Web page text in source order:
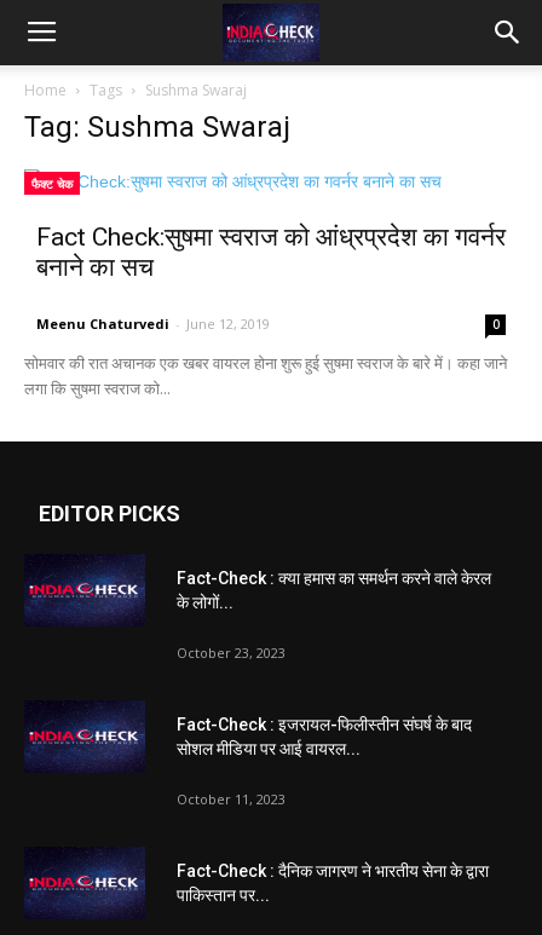
IndiaCheck
Home Tags Sushma Swaraj
Tag: Sushma Swaraj
फैक्ट चेक
Fact Check:सुषमा स्वराज को आंध्रप्रदेश का गवर्नर
बनाने का सच
Meenu Chaturvedi - June 12, 2019 0
सोमवार की रात अचानक एक खबर वायरल होना शुरू हुई सुषमा स्वराज के बारे में। कहा जाने
लगा कि सुषमा स्वराज को...
EDITOR PICKS
Fact-Check : क्या हमास का समर्थन करने वाले केरल
के लोगों...
October 23, 2023
Fact-Check : इजरायल-फिलीस्तीन संघर्ष के बाद
सोशल मीडिया पर आई वायरल...
October 11, 2023
Fact-Check : दैनिक जागरण ने भारतीय सेना के द्वारा
पाकिस्तान पर...